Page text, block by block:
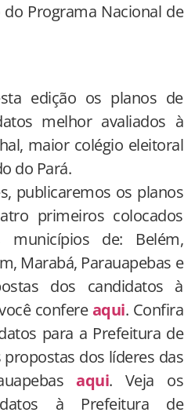
Programa Nacional de
edição os planos de
melhor avaliados à
maior colégio eleitoral
do Pará.
publicaremos os planos
primeiros colocados
municípios de: Belém,
Marabá, Parauapebas e
dos candidatos à
confereaqui. Confira
para a Prefeitura de
propostas dos líderes das
aqui. Veja os
à Prefeitura de